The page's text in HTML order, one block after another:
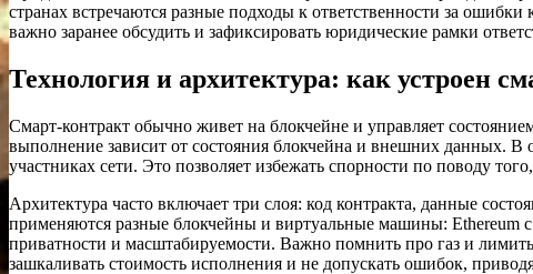
странах встречаются разные подходы к ответственности за
важно заранее обсудить и зафиксировать юридические рамки
Технология и архитектура: как устроен
Смарт‑контракт обычно живет на блокчейне и управляет
выполнение зависит от состояния блокчейна и внешних данных.
участниках сети. Это позволяет избежать спорности по поводу
Архитектура часто включает три слоя: код контракта, данные
применяются разные блокчейны и виртуальные машины: Ethereum
приватности и масштабируемости. Важно помнить про газ и
зашкаливать стоимость исполнения и не допускать ошибок,